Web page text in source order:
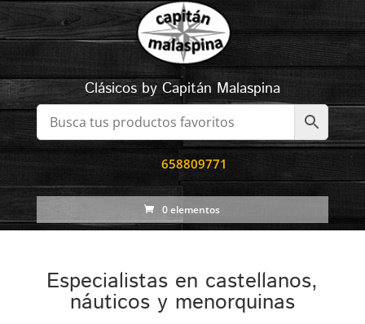
Clásicos by Capitán Malaspina
658809771
0 elementos
Especialistas en castellanos,
náuticos y menorquinas